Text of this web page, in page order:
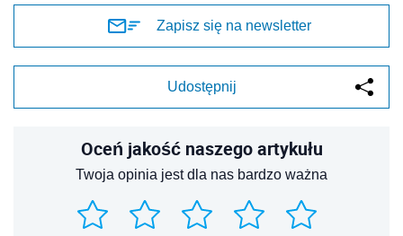
Zapisz się na newsletter
Udostępnij
Oceń jakość naszego artykułu
Twoja opinia jest dla nas bardzo ważna